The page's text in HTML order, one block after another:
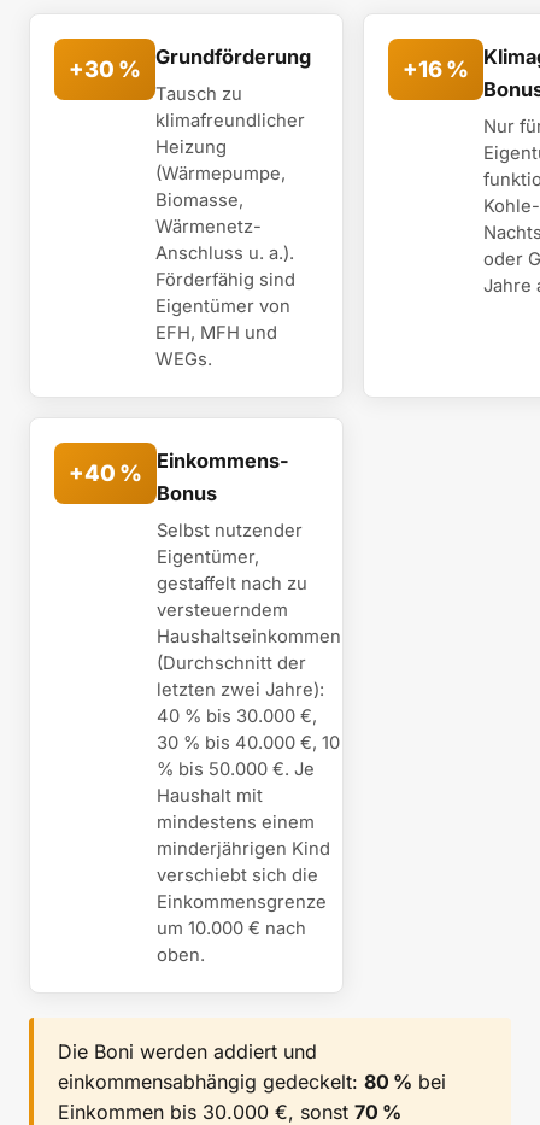
+30 % Grundförderung
Tausch zu
klimafreundlicher
Heizung
(Wärmepumpe,
Biomasse,
Wärmenetz-
Anschluss u. a.).
Förderfähig sind
Eigentümer von
EFH, MFH und
WEGs.
+16 %
Nur
oder
Jahre
+40 %
Einkommens-
Bonus
Selbst nutzender
Eigentümer,
gestaffelt nach zu
versteuerndem
Haushaltseinkommen
(Durchschnitt der
letzten zwei Jahre):
40 % bis 30.000 €,
30 % bis 40.000 €, 10
% bis 50.000 €. Je
Haushalt mit
mindestens einem
minderjährigen Kind
verschiebt sich die
Einkommensgrenze
um 10.000 € nach
oben.
Die Boni werden addiert und
einkommensabhängig gedeckelt: 80 % bei
Einkommen bis 30.000 €, sonst 70 %